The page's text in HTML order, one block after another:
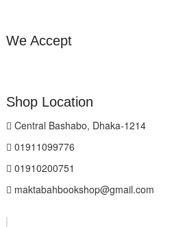
We Accept
Shop Location
Central Bashabo, Dhaka-1214
01911099776
01910200751
maktabahbookshop@gmail.com